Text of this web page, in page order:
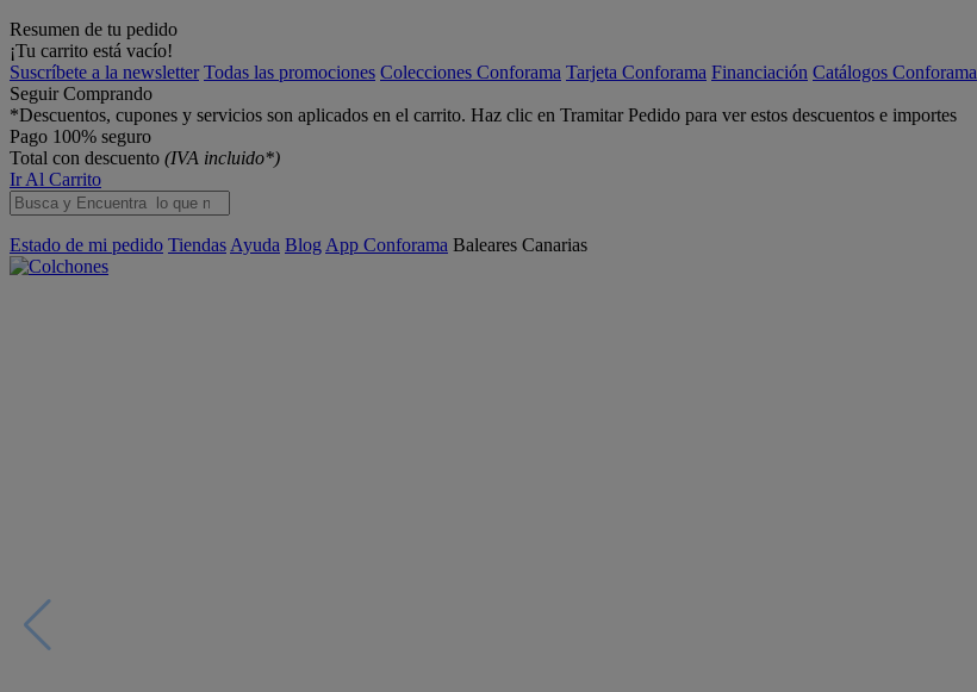
Resumen de tu pedido
¡Tu carrito está vacío!
Suscríbete a la newsletter Todas las promociones Colecciones Conforama Tarjeta Conforama Financiación Catálogos Conforama
Seguir Comprando
*Descuentos, cupones y servicios son aplicados en el carrito. Haz clic en Tramitar Pedido para ver estos descuentos e importes
Pago 100% seguro
Total con descuento (IVA incluido*)
Ir Al Carrito
Estado de mi pedido Tiendas Ayuda Blog App Conforama Baleares Canarias